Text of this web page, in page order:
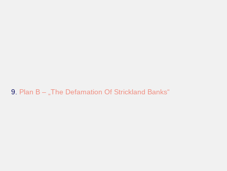
9. Plan B – „The Defamation Of Strickland Banks“